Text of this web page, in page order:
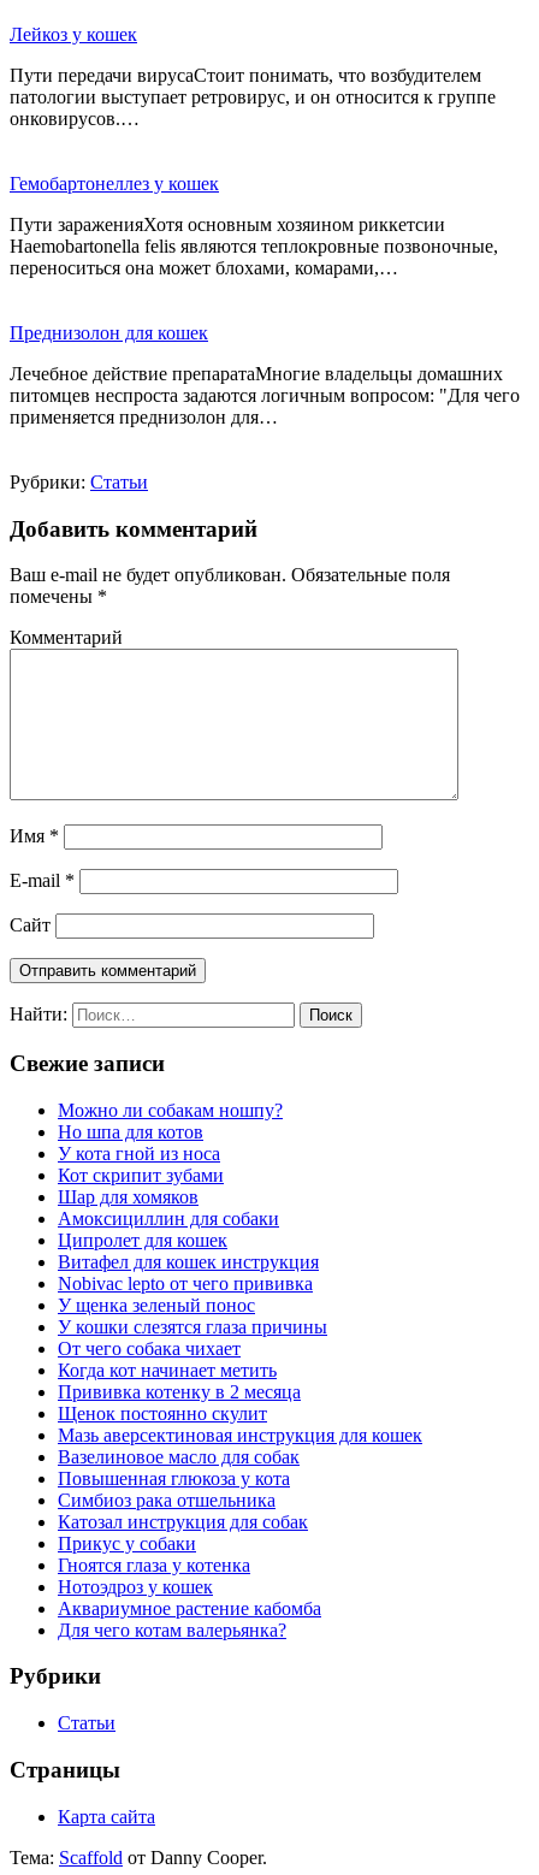
Лейкоз у кошек
Пути передачи вирусаСтоит понимать, что возбудителем
патологии выступает ретровирус, и он относится к группе
онковирусов.…
Гемобартонеллез у кошек
Пути зараженияХотя основным хозяином риккетсии
Haemobartonella felis являются теплокровные позвоночные,
переноситься она может блохами, комарами,…
Преднизолон для кошек
Лечебное действие препаратаМногие владельцы домашних
питомцев неспроста задаются логичным вопросом: "Для чего
применяется преднизолон для…
Рубрики: Статьи
Добавить комментарий
Ваш e-mail не будет опубликован. Обязательные поля
помечены *
Комментарий
Имя *
E-mail *
Сайт
Найти:
Свежие записи
Можно ли собакам ношпу?
Но шпа для котов
У кота гной из носа
Кот скрипит зубами
Шар для хомяков
Амоксициллин для собаки
Ципролет для кошек
Витафел для кошек инструкция
Nobivac lepto от чего прививка
У щенка зеленый понос
У кошки слезятся глаза причины
От чего собака чихает
Когда кот начинает метить
Прививка котенку в 2 месяца
Щенок постоянно скулит
Мазь аверсектиновая инструкция для кошек
Вазелиновое масло для собак
Повышенная глюкоза у кота
Симбиоз рака отшельника
Катозал инструкция для собак
Прикус у собаки
Гноятся глаза у котенка
Нотоэдроз у кошек
Аквариумное растение кабомба
Для чего котам валерьянка?
Рубрики
Статьи
Страницы
Карта сайта
Тема: Scaffold от Danny Cooper.